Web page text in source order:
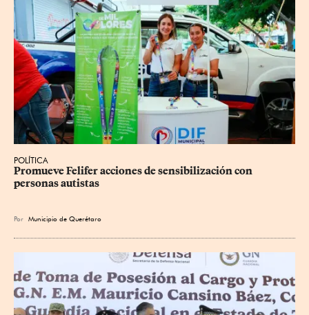
POLÍTICA
Promueve Felifer acciones de sensibilización con
personas autistas
Por Municipio de Querétaro